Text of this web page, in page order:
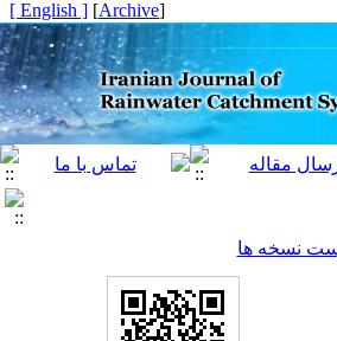
[
Archive
]
[ English ]
نسخه ها